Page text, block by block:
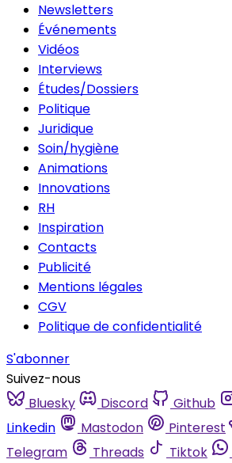
Newsletters
Événements
Vidéos
Interviews
Études/Dossiers
Politique
Juridique
Soin/hygiène
Animations
Innovations
RH
Inspiration
Contacts
Publicité
Mentions légales
CGV
Politique de confidentialité
S'abonner
Suivez-nous
Bluesky
Discord Github
Linkedin
Mastodon Pinterest
Telegram
Threads Tiktok